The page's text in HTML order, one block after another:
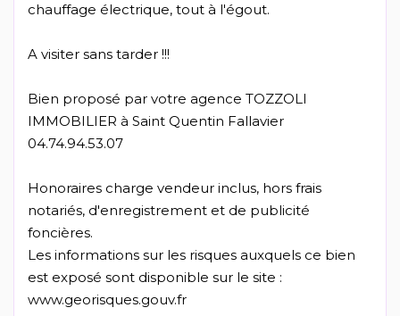
chauffage électrique, tout à l'égout.
A visiter sans tarder !!!
Bien proposé par votre agence TOZZOLI
IMMOBILIER à Saint Quentin Fallavier
04.74.94.53.07
Honoraires charge vendeur inclus, hors frais
notariés, d'enregistrement et de publicité
foncières.
Les informations sur les risques auxquels ce bien
est exposé sont disponible sur le site :
www.georisques.gouv.fr